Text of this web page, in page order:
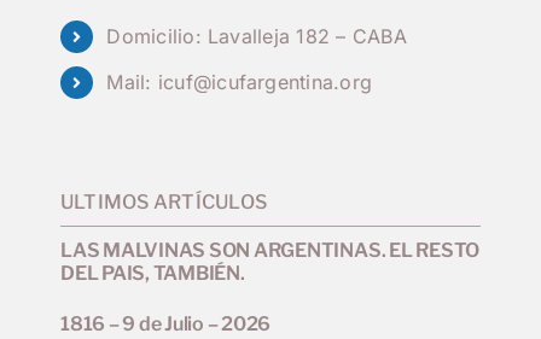
Domicilio: Lavalleja 182 – CABA
Mail: icuf@icufargentina.org
ULTIMOS ARTÍCULOS
LAS MALVINAS SON ARGENTINAS. EL RESTO
DEL PAIS, TAMBIÉN.
1816 – 9 de Julio – 2026